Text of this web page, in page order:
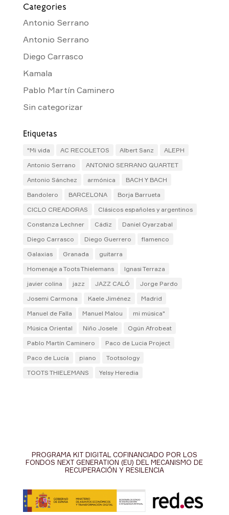
Categories
Antonio Serrano
Antonio Serrano
Diego Carrasco
Kamala
Pablo Martín Caminero
Sin categorizar
Etiquetas
"Mi vida AC RECOLETOS Albert Sanz
ALEPH
Antonio Serrano
ANTONIO SERRANO QUARTET
Antonio Sánchez
armónica
BACH Y BACH
Bandolero
BARCELONA
Borja Barrueta
CICLO CREADORAS
Clásicos españoles y argentinos
Constanza Lechner
Cádiz
Daniel Oyarzabal
Diego Carrasco
Diego Guerrero
flamenco
Galaxias
Granada
guitarra
Homenaje a Toots Thielemans
Ignasi Terraza
javier colina
jazz JAZZ CALÓ
Jorge Pardo
Josemi Carmona
Kaele Jiménez
Madrid
Manuel de Falla
Manuel Malou
mi música"
Música Oriental
Niño Josele
Ogún Afrobeat
Pablo Martín Caminero
Paco de Lucia Project
Paco de Lucía
piano
Tootsology
TOOTS THIELEMANS
Yelsy Heredia
PROGRAMA KIT DIGITAL COFINANCIADO POR LOS
FONDOS NEXT GENERATION (EU) DEL MECANISMO DE
RECUPERACIÓN Y RESILENCIA